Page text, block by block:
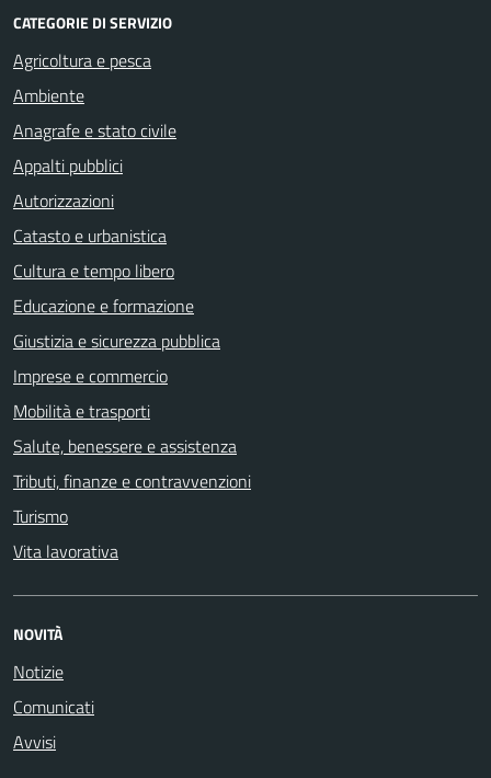
CATEGORIE DI SERVIZIO
Agricoltura e pesca
Ambiente
Anagrafe e stato civile
Appalti pubblici
Autorizzazioni
Catasto e urbanistica
Cultura e tempo libero
Educazione e formazione
Giustizia e sicurezza pubblica
Imprese e commercio
Mobilità e trasporti
Salute, benessere e assistenza
Tributi, finanze e contravvenzioni
Turismo
Vita lavorativa
NOVITÀ
Notizie
Comunicati
Avvisi